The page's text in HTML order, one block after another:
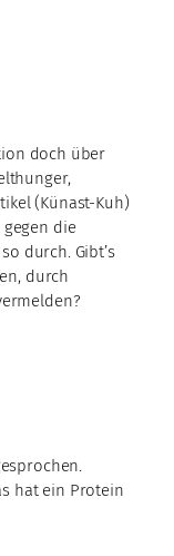
doch über
(Künast-Kuh)
die
durch. Gibt’s
durch
hat ein Protein